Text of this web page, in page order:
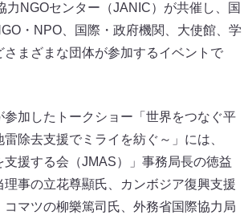
力NGOセンター（JANIC）が共催し、国
・NPO、国際・政府機関、大使館、学
さまざまな団体が参加するイベントで
参加したトークショー「世界をつなぐ平
除去支援でミライを紡ぐ～」には、
支援する会（JMAS）」事務局長の徳益
理事の立花尊顯氏、カンボジア復興支援
コマツの柳樂篤司氏、外務省国際協力局